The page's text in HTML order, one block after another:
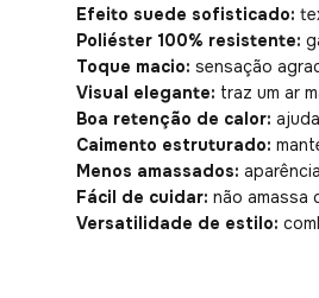
Efeito suede sofisticado:
Poliéster 100% resistente:
Toque macio: sensação
Visual elegante: traz um ar
Boa retenção de calor:
Caimento estruturado:
Menos amassados:
Fácil de cuidar: não amassa
Versatilidade de estilo: